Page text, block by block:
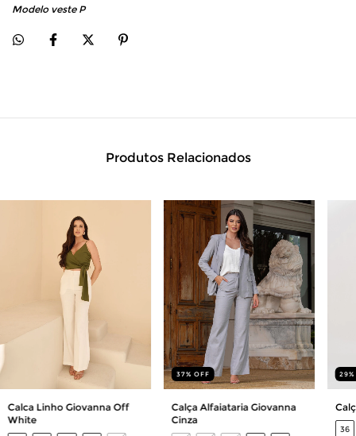
Modelo veste P
Produtos Relacionados
Calca Linho Giovanna Off
White
37% OFF
Calça Alfaiataria Giovanna
Cinza
29
36